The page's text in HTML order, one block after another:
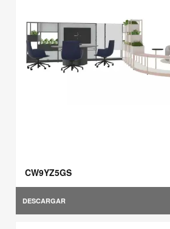
CW9YZ5GS
DESCARGAR